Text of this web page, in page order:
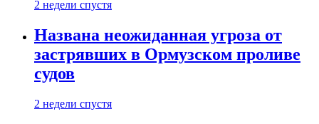
2 недели спустя
Названа неожиданная угроза от
застрявших в Ормузском проливе
судов
2 недели спустя